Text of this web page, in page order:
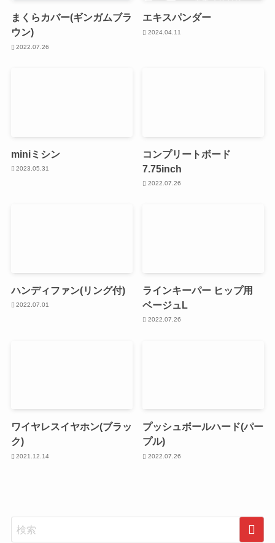
まくらカバー(ギンガムブラ
ウン)
2022.07.26
エキスパンダー
2024.04.11
miniミシン
2023.05.31
コンプリートボード
7.75inch
2022.07.26
ハンディファン(リング付)
2022.07.01
ラインキーパー ヒップ用
ベージュL
2022.07.26
ワイヤレスイヤホン(ブラッ
ク)
2021.12.14
プッシュボールハード(パー
プル)
2022.07.26